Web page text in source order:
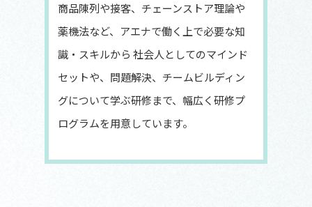
商品陳列や接客、チェーンストア理論や
薬機法など、アエナで働く上で必要な知
識・スキルから 社会人としてのマインド
セットや、問題解決、チームビルディン
グについて学ぶ研修まで、幅広く研修プ
ログラムを用意しています。